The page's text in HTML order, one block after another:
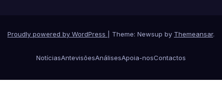
Proudly powered by WordPress Theme: Newsup by Themeansar.
NotíciasAntevisõesAnálisesApoia-nosContactos